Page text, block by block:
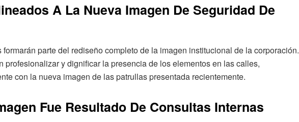
A La Nueva Imagen De Seguridad De
formarán parte del rediseño completo de la imagen institucional de la corporación.
profesionalizar y dignificar la presencia de los elementos en las calles,
con la nueva imagen de las patrullas presentada recientemente.
Fue Resultado De Consultas Internas